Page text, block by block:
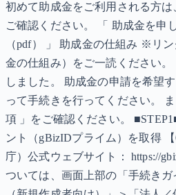
初めて助成金をご利用される方は
ご確認ください。 「 助成金を申
（pdf） 」 助成金の仕組み ※リ
金の仕組み）をご一読ください
しました。 助成金の申請を希望
って手続きを行ってください。
項 」をご確認ください。
ント（gBizIDプライム）を取得
庁）公式ウェブサイト： https://
ついては、画面上部の「手続き